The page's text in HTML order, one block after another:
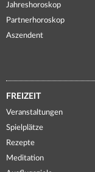
Jahreshoroskop
Partnerhoroskop
Aszendent
FREIZEIT
Veranstaltungen
Spielplätze
Rezepte
Meditation